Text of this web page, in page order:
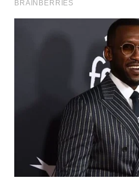
SIMALUNGUN